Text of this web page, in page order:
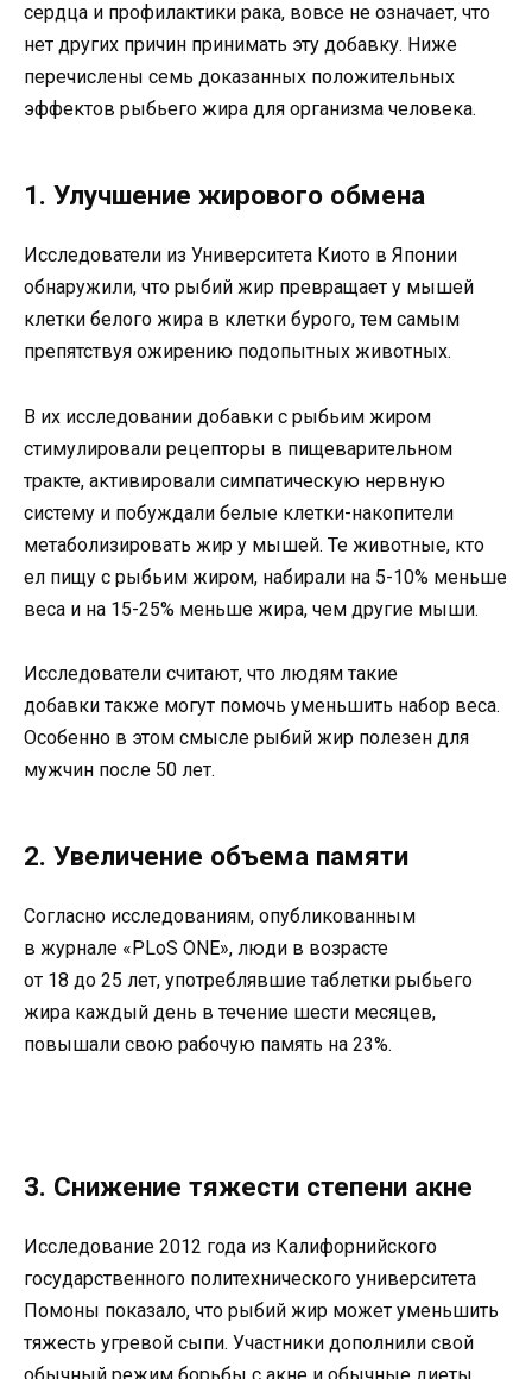
сердца и профилактики рака, вовсе не означает, что
нет других причин принимать эту добавку. Ниже
перечислены семь доказанных положительных
эффектов рыбьего жира для организма человека.
1. Улучшение жирового обмена
Исследователи из Университета Киото в Японии
обнаружили, что рыбий жир превращает у мышей
клетки белого жира в клетки бурого, тем самым
препятствуя ожирению подопытных животных.
В их исследовании добавки с рыбьим жиром
стимулировали рецепторы в пищеварительном
тракте, активировали симпатическую нервную
систему и побуждали белые клетки-накопители
метаболизировать жир у мышей. Те животные, кто
ел пищу с рыбьим жиром, набирали на 5-10% меньше
веса и на 15-25% меньше жира, чем другие мыши.
Исследователи считают, что людям такие
добавки также могут помочь уменьшить набор веса.
Особенно в этом смысле рыбий жир полезен для
мужчин после 50 лет.
2. Увеличение объема памяти
Согласно исследованиям, опубликованным
в журнале «PLoS ONE», люди в возрасте
от 18 до 25 лет, употреблявшие таблетки рыбьего
жира каждый день в течение шести месяцев,
повышали свою рабочую память на 23%.
3. Снижение тяжести степени акне
Исследование 2012 года из Калифорнийского
государственного политехнического университета
Помоны показало, что рыбий жир может уменьшить
тяжесть угревой сыпи. Участники дополнили свой